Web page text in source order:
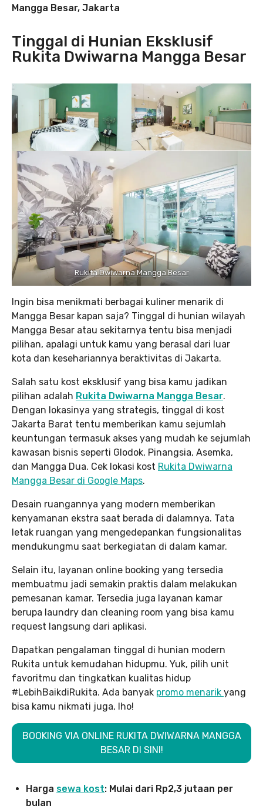
Mangga Besar, Jakarta
Tinggal di Hunian Eksklusif
Rukita Dwiwarna Mangga Besar
Rukita Dwiwarna Mangga Besar
Ingin bisa menikmati berbagai kuliner menarik di
Mangga Besar kapan saja? Tinggal di hunian wilayah
Mangga Besar atau sekitarnya tentu bisa menjadi
pilihan, apalagi untuk kamu yang berasal dari luar
kota dan kesehariannya beraktivitas di Jakarta.
Salah satu kost eksklusif yang bisa kamu jadikan
pilihan adalah Rukita Dwiwarna Mangga Besar.
Dengan lokasinya yang strategis, tinggal di kost
Jakarta Barat tentu memberikan kamu sejumlah
keuntungan termasuk akses yang mudah ke sejumlah
kawasan bisnis seperti Glodok, Pinangsia, Asemka,
dan Mangga Dua. Cek lokasi kost Rukita Dwiwarna
Mangga Besar di Google Maps.
Desain ruangannya yang modern memberikan
kenyamanan ekstra saat berada di dalamnya. Tata
letak ruangan yang mengedepankan fungsionalitas
mendukungmu saat berkegiatan di dalam kamar.
Selain itu, layanan online booking yang tersedia
membuatmu jadi semakin praktis dalam melakukan
pemesanan kamar. Tersedia juga layanan kamar
berupa laundry dan cleaning room yang bisa kamu
request langsung dari aplikasi.
Dapatkan pengalaman tinggal di hunian modern
Rukita untuk kemudahan hidupmu. Yuk, pilih unit
favoritmu dan tingkatkan kualitas hidup
#LebihBaikdiRukita. Ada banyak promo menarik yang
bisa kamu nikmati juga, lho!
BOOKING VIA ONLINE RUKITA DWIWARNA MANGGA
BESAR DI SINI!
Harga sewa kost: Mulai dari Rp2,3 jutaan per
bulan